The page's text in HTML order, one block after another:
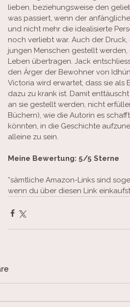
lieben, beziehungsweise den
was passiert, wenn der
und nicht mehr die idealisierte
noch verliebt war. Auch der
jungen Menschen gestellt
Leben übertragen. Jack
den Ärger der Bewohner von
Victoria wird erwartet, dass sie als
dazu zu krank ist. Damit
an sie gestellt werden, nicht
Büchern), wie die Autorin es
könnten, in die Geschichte
alleine zu sein.
Meine Bewertung: 5/5 Sterne
*sämtliche Amazon-Links sind
wenn du über diesen Link